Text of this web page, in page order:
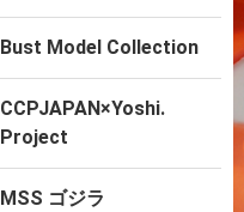
Bust Model Collection
CCPJAPAN×Yoshi.
Project
MSS ゴジラ